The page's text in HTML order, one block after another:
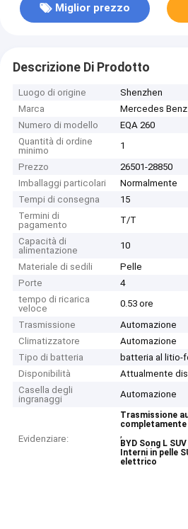
Miglior prezzo
Descrizione Di Prodotto
Luogo di origine
Shenzhen
Marca
Mercedes Benz
Numero di modello
EQA 260
Quantità di ordine
minimo
1
Prezzo
26501-28850
Imballaggi particolari
Normalmente
Tempi di consegna
15
Termini di
pagamento
T/T
Capacità di
alimentazione
10
Materiale di sedili
Pelle
Porte
4
tempo di ricarica
veloce
0.53 ore
Trasmissione
Automazione
Climatizzatore
Automazione
Tipo di batteria
batteria al litio-
Disponibilità
Attualmente
Casella degli
ingranaggi
Automazione
Evidenziare:
Trasmissione
,
BYD Song L
Interni in pelle
elettrico